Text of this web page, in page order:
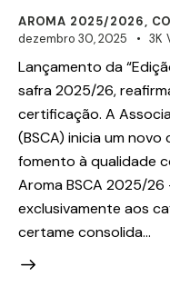
AROMA 2025/2026,
dezembro 30, 2025
3K
Lançamento da
safra 2025/26,
certificação. A
(BSCA) inicia um
fomento à qualidade
Aroma BSCA 2025/
exclusivamente aos
certame consolida…